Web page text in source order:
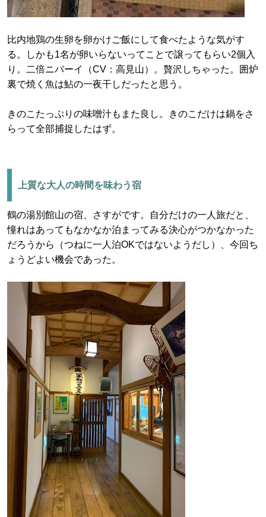
比内地鶏の生卵を卵かけご飯にして食べたような気がす
る。しかも1名が卵いらないってことで譲ってもらい2個入
り。二倍ニバーイ（CV：高見山）。贅沢しちゃった。囲炉
裏で焼く魚は鮎の一夜干しだったと思う。
きのこたっぷりの味噌汁もまた良し。きのこだけは鍋をさ
らって全部捕捉したはず。
上質な大人の時間を味わう宿
鶴の湯別館山の宿、さすがです。自分だけの一人旅だと、
憧れはあってもなかなか泊まってみる決心がつかなかった
だろうから（つねに一人泊OKではないようだし）、今回ち
ょうどよい機会であった。